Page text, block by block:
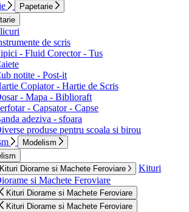
Papetarie
de scris
- Fluid Corector - Tus
notite - Post-it
Copiator - Hartie de Scris
- Mapa - Biblioraft
- Capsator - Capse
adeziva - sfoara
produse pentru scoala si birou
Modelism
Kituri Diorame si Machete Feroviare
Kituri
si Machete Feroviare
Kituri Diorame si Machete Feroviare
Kituri Diorame si Machete Feroviare